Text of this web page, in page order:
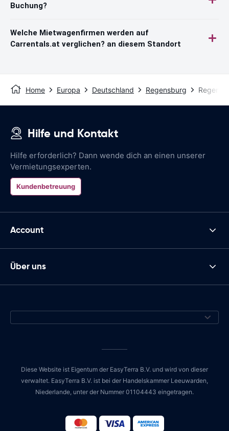
Buchung?
Welche Mietwagenfirmen werden auf
Carrentals.at verglichen? an diesem Standort
Home Europa Deutschland Regensburg
Hilfe und Kontakt
Hilfe erforderlich? Dann wende dich an einen unserer
Vermietungsexperten.
Kundenbetreuung
Account
Über uns
Diese Website ist Eigentum der EasyTerra B.V. und wird von dieser
verwaltet. EasyTerra B.V. ist bei der Handelskammer Leeuwarden,
Niederlande, unter der Nummer 01104443 eingetragen.